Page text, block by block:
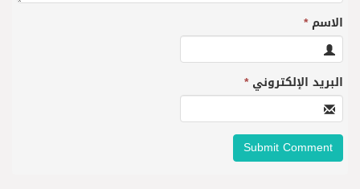
الاسم*
البريد الإلكتروني*